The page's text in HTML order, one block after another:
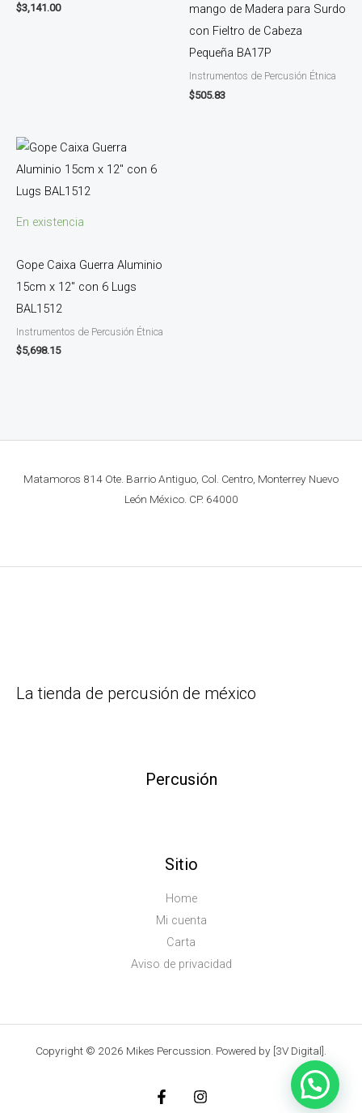
$3,141.00
mango de Madera para Surdo
con Fieltro de Cabeza
Pequeña BA17P
Instrumentos de Percusión Étnica
$505.83
En existencia
Gope Caixa Guerra Aluminio
15cm x 12″ con 6 Lugs
BAL1512
Instrumentos de Percusión Étnica
$5,698.15
Matamoros 814 Ote. Barrio Antiguo, Col. Centro, Monterrey Nuevo
León México. CP. 64000
La tienda de percusión de méxico
Percusión
Sitio
Home
Mi cuenta
Carta
Aviso de privacidad
Copyright © 2026 Mikes Percussion. Powered by [3V Digital].